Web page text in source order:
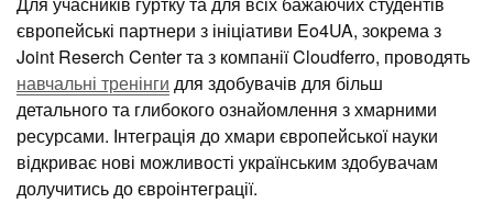
європейські партнери з ініціативи Eo4UA, зокрема з
Joint Reserch Center та з компанії Cloudferro, проводять
навчальні тренінги для здобувачів для більш
детального та глибокого ознайомлення з хмарними
ресурсами. Інтеграція до хмари європейської науки
відкриває нові можливості українським здобувачам
долучитись до євроінтеграції.